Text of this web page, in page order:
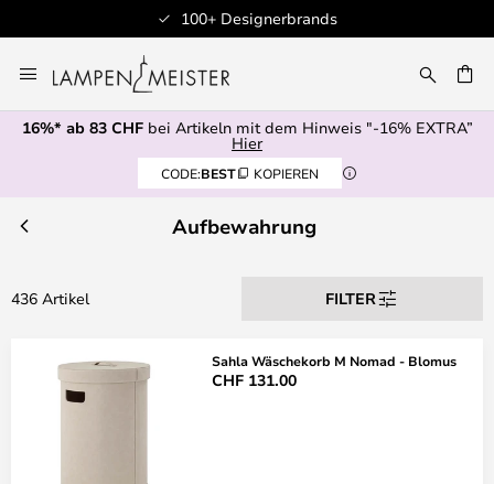
100+ Designerbrands
Inhalt
springen
16%* ab 83 CHFbei Artikeln mit dem Hinweis "-16% EXTRA”
Hier
CODE:BEST KOPIEREN
Aufbewahrung
436 Artikel FILTER
Sahla Wäschekorb M Nomad - Blomus
CHF 131.00